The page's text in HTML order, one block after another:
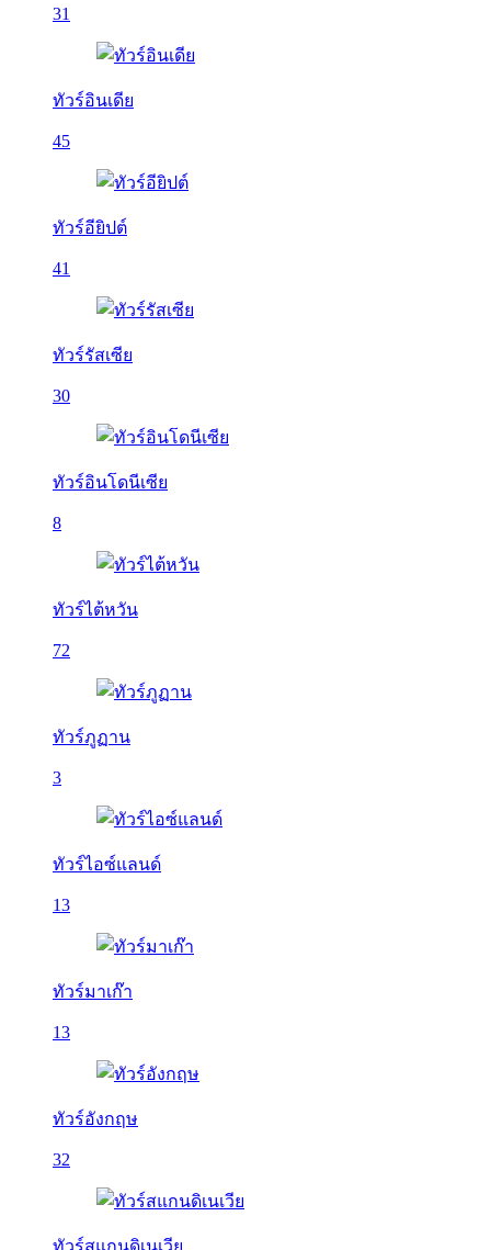
31
ทัวร์อินเดีย
45
ทัวร์อียิปต์
41
ทัวร์รัสเซีย
30
ทัวร์อินโดนีเซีย
8
ทัวร์ไต้หวัน
72
ทัวร์ภูฏาน
3
ทัวร์ไอซ์แลนด์
13
ทัวร์มาเก๊า
13
ทัวร์อังกฤษ
32
ทัวร์สแกนดิเนเวีย